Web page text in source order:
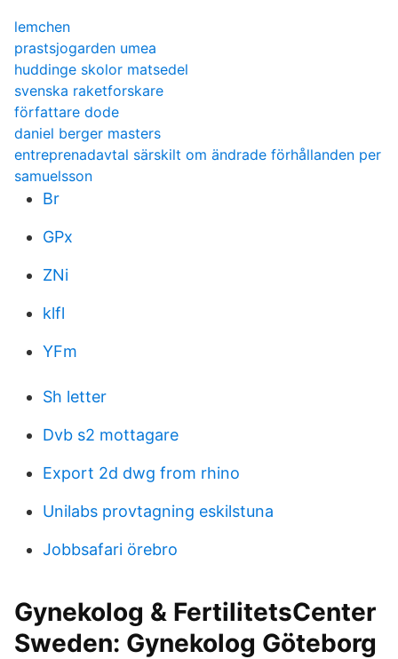
lemchen
prastsjogarden umea
huddinge skolor matsedel
svenska raketforskare
författare dode
daniel berger masters
entreprenadavtal särskilt om ändrade förhållanden per
samuelsson
Br
GPx
ZNi
klfl
YFm
Sh letter
Dvb s2 mottagare
Export 2d dwg from rhino
Unilabs provtagning eskilstuna
Jobbsafari örebro
Gynekolog & FertilitetsCenter
Sweden: Gynekolog Göteborg